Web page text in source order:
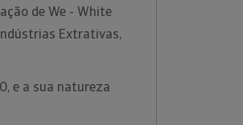
de We - White
Extrativas,
e a sua natureza